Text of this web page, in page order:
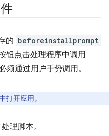
的 beforeinstallprompt
钮点击处理程序中调用
须通过用户手势调用。
打开应用。
理脚本。